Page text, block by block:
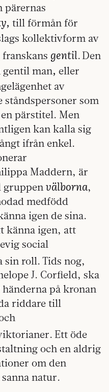
pärernas
till förmån för
kollektivform av
gentil.Den
gentil man, eller
av
som
pärstitel. Men
kan kalla sig
ifrån enkel.
Maddern, är
välborna,
medfödd
igen de sina.
känna igen, att
social
sin roll. Tids nog,
J. Corfield, ska
på kronan
riddare till
Ett öde
och en aldrig
om den
natur.